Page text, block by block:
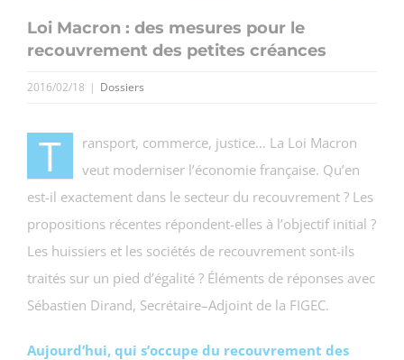
Loi Macron : des mesures pour le
recouvrement des petites créances
2016/02/18 | Dossiers
T
ransport, commerce, justice… La Loi Macron
veut moderniser l’économie française. Qu’en
est-il exactement dans le secteur du recouvrement ? Les
propositions récentes répondent-elles à l’objectif initial ?
Les huissiers et les sociétés de recouvrement sont-ils
traités sur un pied d’égalité ? Éléments de réponses avec
Sébastien Dirand, Secrétaire–Adjoint de la FIGEC.
Aujourd’hui, qui s’occupe du recouvrement des